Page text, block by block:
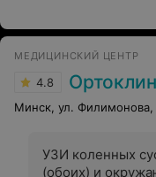
МЕДИЦИНСКИЙ ЦЕНТР
4.8
Минск, ул. Филимонова,
УЗИ коленных
(обоих) и